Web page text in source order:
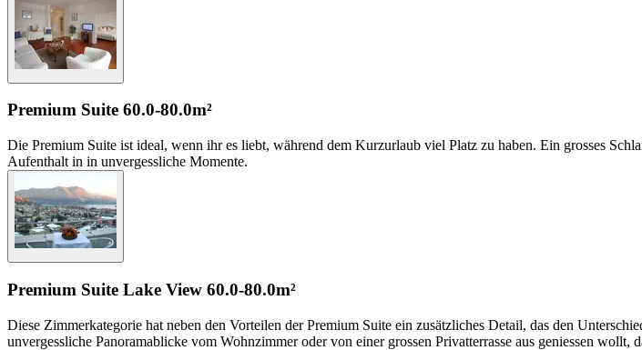
Premium Suite 60.0-80.0m²
Die Premium Suite ist ideal, wenn ihr es liebt, während dem Kurzurlaub viel Platz zu haben. Ein grosses
Aufenthalt in in unvergessliche Momente.
Premium Suite Lake View 60.0-80.0m²
Diese Zimmerkategorie hat neben den Vorteilen der Premium Suite ein zusätzliches Detail, das den
unvergessliche Panoramablicke vom Wohnzimmer oder von einer grossen Privatterrasse aus geniessen wollt,